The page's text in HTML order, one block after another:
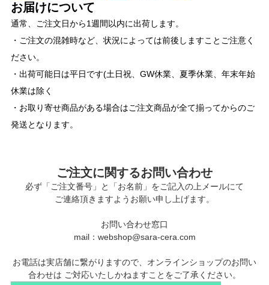
お届けについて
通常、ご注文日から1週間以内に出荷します。
・ご注文の混雑時など、状況によっては前後しますことご注意く
ださい。
・出荷可能日は平日です(土日祝、GW休業、夏季休業、年末年始
休業は除く
・お取り寄せ商品がある場合はご注文商品が全て揃ってからのご
発送となります。
ご注文に関するお問い合わせ
必ず「ご注文番号」と「お名前」をご記入の上メールにて
ご連絡頂きますようお願い申し上げます。
お問い合わせ窓口
mail：webshop@sara-cera.com
お電話は実店舗に繋がりますので、オンラインショップのお問い
合わせは ご対応いたしかねますことをご了承ください。